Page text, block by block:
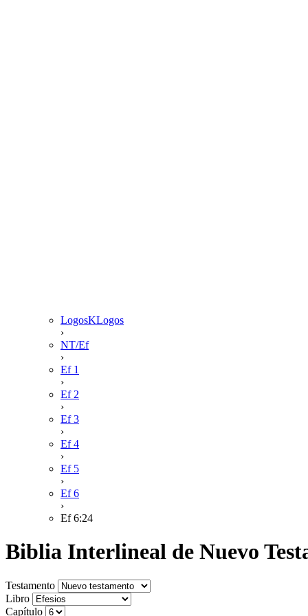
LogosKLogos
›
NT/Ef
›
Ef 1
›
Ef 2
›
Ef 3
›
Ef 4
›
Ef 5
›
Ef 6
›
Ef 6:24
Biblia Interlineal de Nuevo
Testamento
Libro
Capítulo